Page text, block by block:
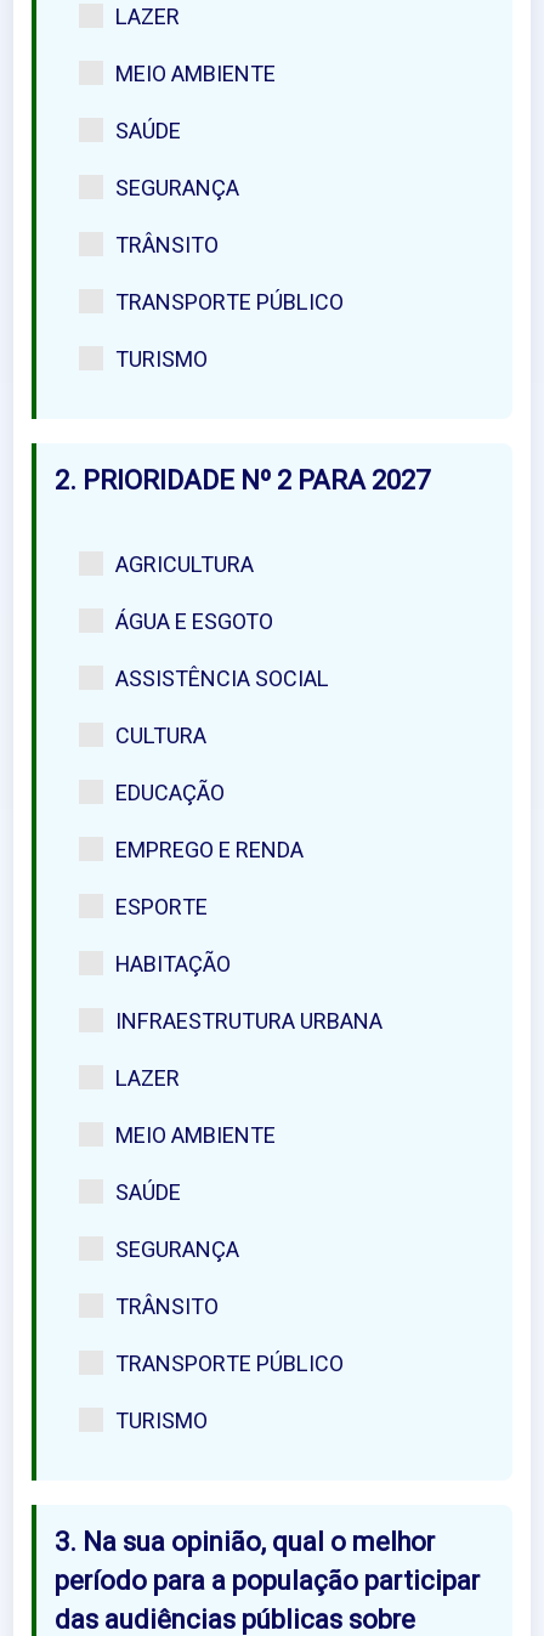
LAZER
MEIO AMBIENTE
SAÚDE
SEGURANÇA
TRÂNSITO
TRANSPORTE PÚBLICO
TURISMO
2. PRIORIDADE Nº 2 PARA 2027
AGRICULTURA
ÁGUA E ESGOTO
ASSISTÊNCIA SOCIAL
CULTURA
EDUCAÇÃO
EMPREGO E RENDA
ESPORTE
HABITAÇÃO
INFRAESTRUTURA URBANA
LAZER
MEIO AMBIENTE
SAÚDE
SEGURANÇA
TRÂNSITO
TRANSPORTE PÚBLICO
TURISMO
3. Na sua opinião, qual o melhor
período para a população participar
das audiências públicas sobre